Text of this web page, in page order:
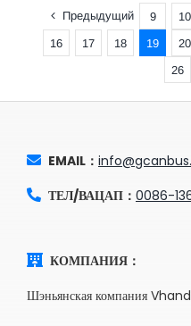
Предыдущий 9 10
16
17 18 19 20
26
EMAIL：
ТЕЛ/ВАЦАП： 0086-
КОМПАНИЯ：
Шэньянская компания